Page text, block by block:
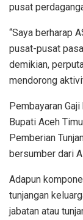
pusat
“Saya berharap
pusat-pusat
demikian,
mendorong
Pembayaran
Bupati Aceh
Pemberian
bersumber dari
Adapun
tunjangan
jabatan atau